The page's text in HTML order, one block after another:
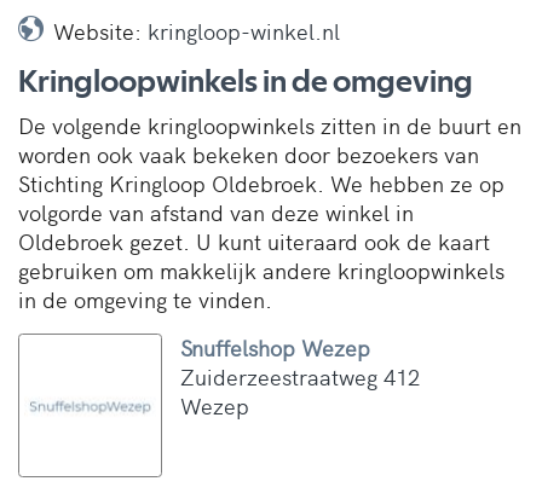
Website: kringloop-winkel.nl
Kringloopwinkels in de omgeving
De volgende kringloopwinkels zitten in de buurt en
worden ook vaak bekeken door bezoekers van
Stichting Kringloop Oldebroek. We hebben ze op
volgorde van afstand van deze winkel in
Oldebroek gezet. U kunt uiteraard ook de kaart
gebruiken om makkelijk andere kringloopwinkels
in de omgeving te vinden.
Snuffelshop Wezep
Zuiderzeestraatweg 412
Wezep